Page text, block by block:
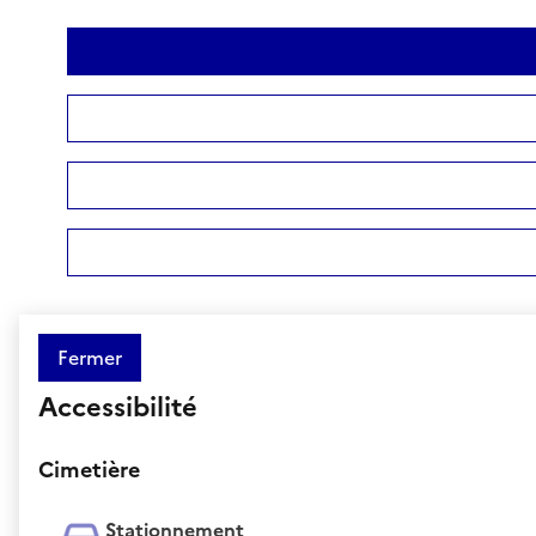
Fermer
Accessibilité
Cimetière
Stationnement